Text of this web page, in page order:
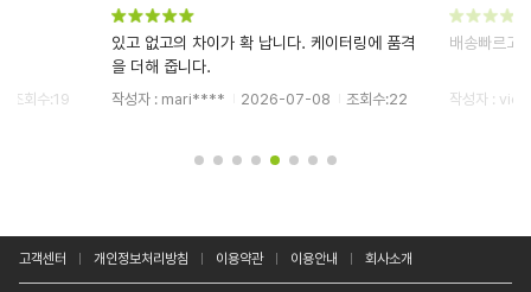
조회수:22
배송빠르고 튼튼하고 좋아요
작성자 : viol**** 2026-07-03 조회수:28
좋은제품 구
선물하기에
작성자 :
고객센터 개인정보처리방침 이용약관 이용안내 회사소개